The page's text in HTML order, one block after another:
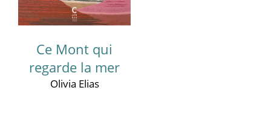
Ce Mont qui
regarde la mer
Olivia Elias